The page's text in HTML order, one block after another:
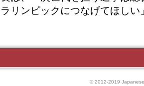
ラリンピックにつなげてほしい
© 2012-2019